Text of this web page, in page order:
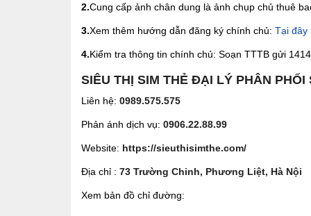
2.Cung cấp ảnh chân dung là ảnh chụp chủ thuê
3.Xem thêm hướng dẫn đăng ký chính chủ: Tại đây
4.Kiểm tra thông tin chính chủ: Soạn TTTB gửi
SIÊU THỊ SIM THẺ ĐẠI LÝ PHÂN PHỐI
Liên hệ: 0989.575.575
Phản ánh dịch vụ: 0906.22.88.99
Website: https://sieuthisimthe.com/
Địa chỉ : 73 Trường Chinh, Phương Liệt, Hà Nội
Xem bản đồ chỉ đường: